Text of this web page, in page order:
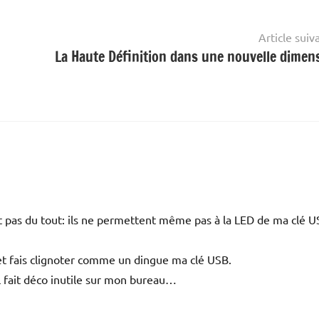
Article
La Haute Définition dans une nouvelle
du tout: ils ne permettent même pas à la LED de ma clé
fais clignoter comme un dingue ma clé USB.
fait déco inutile sur mon bureau…